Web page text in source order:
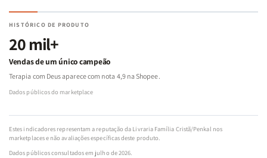
HISTÓRICO DE PRODUTO
20 mil+
Vendas de um único campeão
Terapia com Deus aparece com nota 4,9 na Shopee.
Dados públicos do marketplace
Estes indicadores representam a reputação da Livraria Família Cristã/Penkal nos
marketplaces e não avaliações específicas deste produto.
Dados públicos consultados em julho de 2026.